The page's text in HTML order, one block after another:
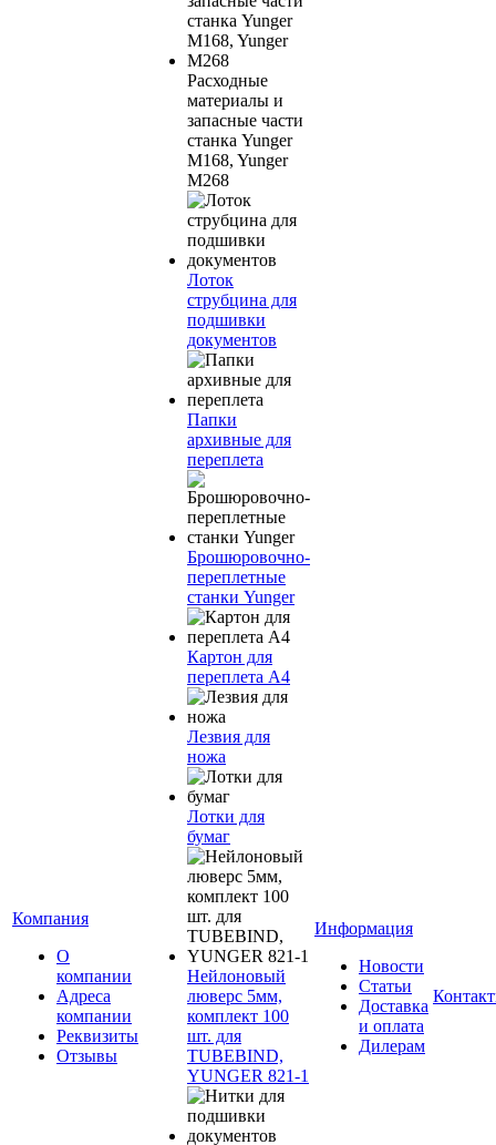
Компания
О
компании
Адреса
компании
Реквизиты
Отзывы
Расходные
материалы и
запасные части
станка Yunger
M168, Yunger
M268
Лоток
струбцина для
подшивки
документов
Папки
архивные для
переплета
Брошюровочно-
переплетные
станки Yunger
Картон для
переплета А4
Лезвия для
ножа
Лотки для
бумаг
Нейлоновый
люверс 5мм,
комплект 100
шт. для
TUBEBIND,
YUNGER 821-1
Информация
Новости
Статьи
Доставка
и оплата
Дилерам